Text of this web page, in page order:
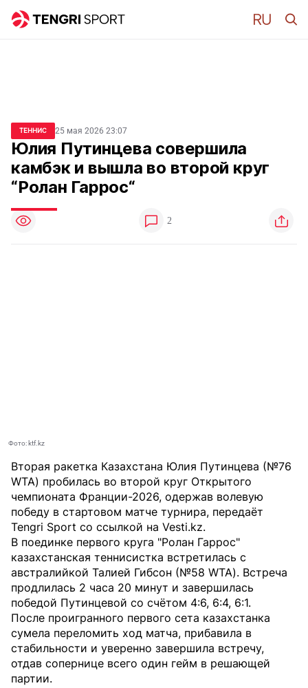
ТЕННИС 25 мая 2026 23:07
Юлия Путинцева совершила
камбэк и вышла во второй круг
“Ролан Гаррос“
2
Фото: ktf.kz
Вторая ракетка Казахстана Юлия Путинцева (№76
WTA) пробилась во второй круг Открытого
чемпионата Франции-2026, одержав волевую
победу в стартовом матче турнира, передаёт
Tengri Sport со ссылкой на Vesti.kz.
В поединке первого круга "Ролан Гаррос"
казахстанская теннисистка встретилась с
австралийкой Талией Гибсон (№58 WTA). Встреча
продлилась 2 часа 20 минут и завершилась
победой Путинцевой со счётом 4:6, 6:4, 6:1.
После проигранного первого сета казахстанка
сумела переломить ход матча, прибавила в
стабильности и уверенно завершила встречу,
отдав сопернице всего один гейм в решающей
партии.